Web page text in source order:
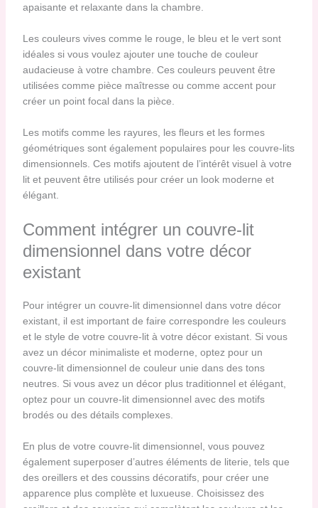
apaisante et relaxante dans la chambre.
Les couleurs vives comme le rouge, le bleu et le vert sont
idéales si vous voulez ajouter une touche de couleur
audacieuse à votre chambre. Ces couleurs peuvent être
utilisées comme pièce maîtresse ou comme accent pour
créer un point focal dans la pièce.
Les motifs comme les rayures, les fleurs et les formes
géométriques sont également populaires pour les couvre-lits
dimensionnels. Ces motifs ajoutent de l’intérêt visuel à votre
lit et peuvent être utilisés pour créer un look moderne et
élégant.
Comment intégrer un couvre-lit
dimensionnel dans votre décor
existant
Pour intégrer un couvre-lit dimensionnel dans votre décor
existant, il est important de faire correspondre les couleurs
et le style de votre couvre-lit à votre décor existant. Si vous
avez un décor minimaliste et moderne, optez pour un
couvre-lit dimensionnel de couleur unie dans des tons
neutres. Si vous avez un décor plus traditionnel et élégant,
optez pour un couvre-lit dimensionnel avec des motifs
brodés ou des détails complexes.
En plus de votre couvre-lit dimensionnel, vous pouvez
également superposer d’autres éléments de literie, tels que
des oreillers et des coussins décoratifs, pour créer une
apparence plus complète et luxueuse. Choisissez des